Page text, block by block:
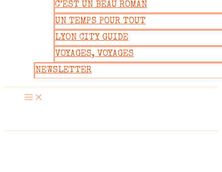
C’EST UN BEAU ROMAN
UN TEMPS POUR TOUT
LYON CITY GUIDE
VOYAGES, VOYAGES
NEWSLETTER